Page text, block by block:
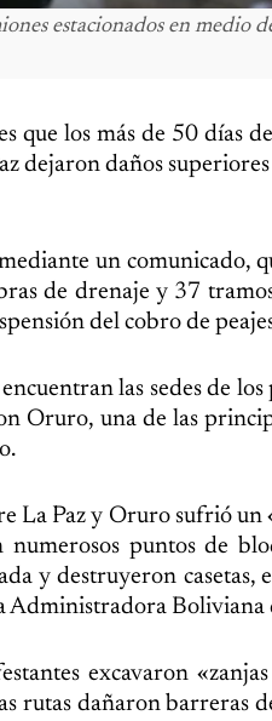
estacionados en medio
los más de 50 días
dejaron daños
un comunicado,
de drenaje y 37
del cobro de
las sedes de
Oruro, una de las
La Paz y Oruro sufrió
puntos de
y destruyeron casetas,
Administradora
excavaron
rutas dañaron barreras